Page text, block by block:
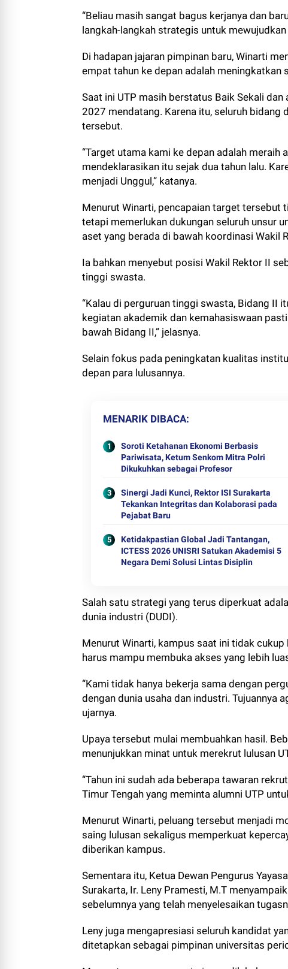
“Beliau masih sangat bagus kerjanya dan
langkah-langkah strategis untuk
Di hadapan jajaran pimpinan baru, Winarti
empat tahun ke depan adalah
Saat ini UTP masih berstatus Baik Sekali
2027 mendatang. Karena itu, seluruh
tersebut.
“Target utama kami ke depan adalah meraih
mendeklarasikan itu sejak dua tahun lalu.
menjadi Unggul,” katanya.
Menurut Winarti, pencapaian target tersebut
tetapi memerlukan dukungan seluruh unsur
aset yang berada di bawah koordinasi Wakil
Ia bahkan menyebut posisi Wakil Rektor II
tinggi swasta.
“Kalau di perguruan tinggi swasta, Bidang II
kegiatan akademik dan kemahasiswaan
bawah Bidang II,” jelasnya.
Selain fokus pada peningkatan kualitas
depan para lulusannya.
MENARIK DIBACA
Soroti Ketahanan Ekonomi Berbasis
Pariwisata, Ketum Senkom Mitra Polri
Dikukuhkan sebagai Profesor
Sinergi Jadi Kunci, Rektor ISI Surakarta
Tekankan Integritas dan Kolaborasi pada
Pejabat Baru
Ketidakpastian Global Jadi Tantangan,
ICTESS 2026 UNISRI Satukan Akademisi 5
Negara Demi Solusi Lintas Disiplin
Salah satu strategi yang terus diperkuat
dunia industri (DUDI).
Menurut Winarti, kampus saat ini tidak
harus mampu membuka akses yang lebih
“Kami tidak hanya bekerja sama dengan
dengan dunia usaha dan industri. Tujuannya
ujarnya.
Upaya tersebut mulai membuahkan hasil.
menunjukkan minat untuk merekrut lulusan
“Tahun ini sudah ada beberapa tawaran
Timur Tengah yang meminta alumni UTP
Menurut Winarti, peluang tersebut menjadi
saing lulusan sekaligus memperkuat
diberikan kampus.
Sementara itu, Ketua Dewan Pengurus
Surakarta, Ir. Leny Pramesti, M.T
sebelumnya yang telah menyelesaikan
Leny juga mengapresiasi seluruh kandidat
ditetapkan sebagai pimpinan universitas